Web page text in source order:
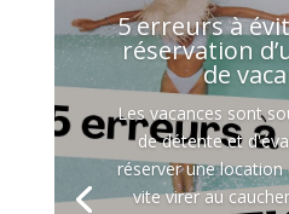
5 erreurs à
réservation
de
Les vacances sont
de détente et
réserver une location
vite virer au